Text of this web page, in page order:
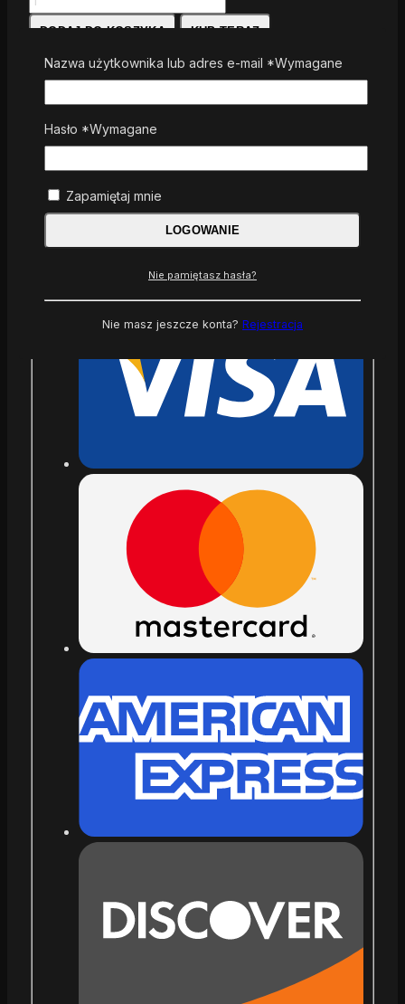
DODAJ DO KOSZYKA KUP TERAZ
PORÓWNAJ LISTA ŻYCZEŃ
ZAPYTAJ NAS
PODZIEL SIĘ
osób ogląda to teraz
Status:
Rabaty dla stałych klientów :
Zapytaj
Nazwa użytkownika lub adres e-mail *Wymagane
Hasło *Wymagane
Zapamiętaj mnie
LOGOWANIE
Nie pamiętasz hasła?
Nie masz jeszcze konta? Rejestracja